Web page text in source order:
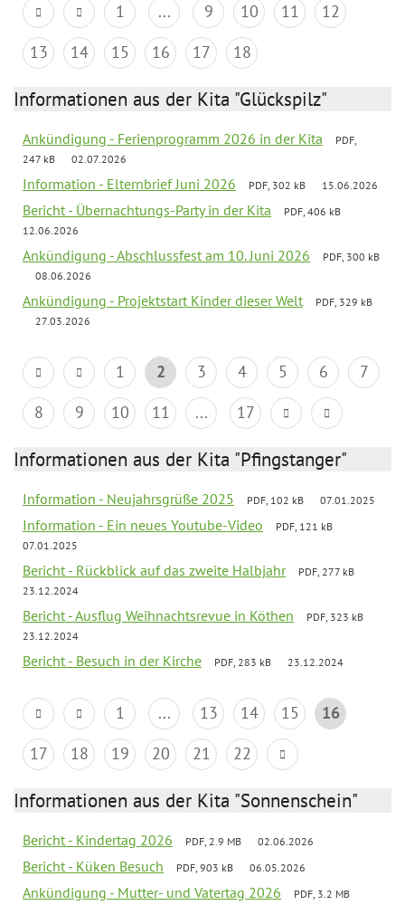
1 ... 9 10 11
12
13
14 15 16 17 18
Informationen aus der Kita "Glückspilz"
Ankündigung - Ferienprogramm 2026 in der Kita
PDF,
247 kB
02.07.2026
Information - Elternbrief Juni 2026 PDF, 302 kB 15.06.2026
Bericht - Übernachtungs-Party in der Kita
PDF, 406 kB
12.06.2026
Ankündigung - Abschlussfest am 10. Juni 2026
PDF, 300 kB
08.06.2026
Ankündigung - Projektstart Kinder dieser Welt
PDF, 329 kB
27.03.2026
1 2 3 4 5 6
7
8
9 10 11 ... 17
Informationen aus der Kita "Pfingstanger"
Information - Neujahrsgrüße 2025 PDF, 102 kB 07.01.2025
Information - Ein neues Youtube-Video
PDF, 121 kB
07.01.2025
Bericht - Rückblick auf das zweite Halbjahr
PDF, 277 kB
23.12.2024
Bericht - Ausflug Weihnachtsrevue in Köthen
PDF, 323 kB
23.12.2024
Bericht - Besuch in der Kirche PDF, 283 kB 23.12.2024
1 ... 13 14 15
16
17
18 19 20 21 22
Informationen aus der Kita "Sonnenschein"
Bericht - Kindertag 2026 PDF, 2.9 MB 02.06.2026
Bericht - Küken Besuch PDF, 903 kB 06.05.2026
Ankündigung - Mutter- und Vatertag 2026
PDF, 3.2 MB